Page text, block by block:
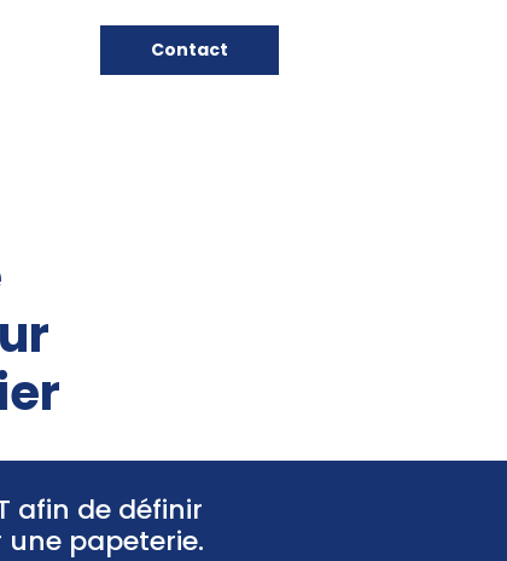
Contact
afin de définir
papeterie.